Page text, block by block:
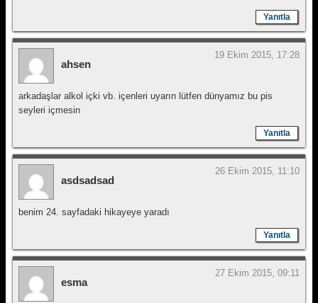
Yanıtla
ahsen
19 Ekim 2015, 17:28
arkadaşlar alkol içki vb. içenleri uyarın lütfen dünyamız bu pis
seyleri içmesin
Yanıtla
asdsadsad
26 Ekim 2015, 11:10
benim 24. sayfadaki hikayeye yaradı
Yanıtla
esma
27 Ekim 2015, 09:11